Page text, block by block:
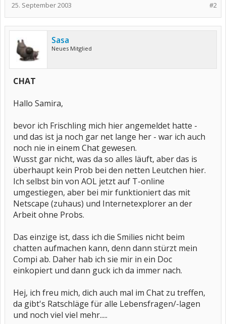
#2
25. September 2003
Sasa
Neues Mitglied
CHAT
Hallo Samira,
bevor ich Frischling mich hier angemeldet hatte -
und das ist ja noch gar net lange her - war ich auch
noch nie in einem Chat gewesen.
Wusst gar nicht, was da so alles läuft, aber das is
überhaupt kein Prob bei den netten Leutchen hier.
Ich selbst bin von AOL jetzt auf T-online
umgestiegen, aber bei mir funktioniert das mit
Netscape (zuhaus) und Internetexplorer an der
Arbeit ohne Probs.
Das einzige ist, dass ich die Smilies nicht beim
chatten aufmachen kann, denn dann stürzt mein
Compi ab. Daher hab ich sie mir in ein Doc
einkopiert und dann guck ich da immer nach.
Hej, ich freu mich, dich auch mal im Chat zu treffen,
da gibt's Ratschläge für alle Lebensfragen/-lagen
und noch viel viel mehr.....